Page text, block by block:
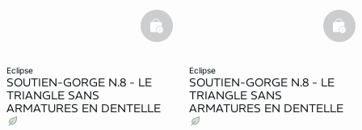
eclipse
SOUTIEN-GORGE N.8 - LE
TRIANGLE SANS
ARMATURES EN DENTELLE
basketfull
eclipse
SOUTIEN-GORGE N.8 - LE
TRIANGLE SANS
ARMATURES EN DENTELLE